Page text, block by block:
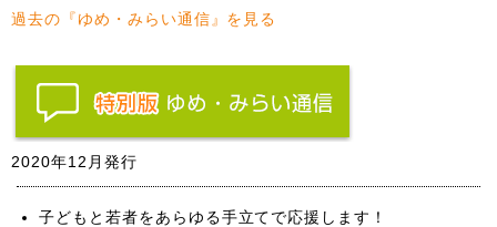
過去の『ゆめ・みらい通信』を見る
2020年12月発行
子どもと若者をあらゆる手立てで応援します！